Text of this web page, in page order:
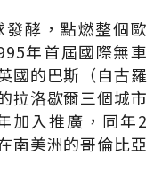
酵，點燃整個歐
年首屆國際無車
國的巴斯（自古羅
拉洛歇爾三個城市
加入推廣，同年2
南美洲的哥倫比亞